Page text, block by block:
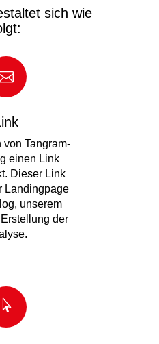
sich wie
von Tangram-
einen Link
Dieser Link
Landingpage
unserem
der